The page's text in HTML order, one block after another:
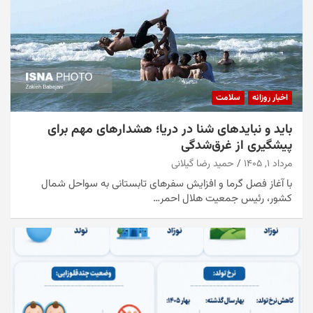
اخبار روزانه سلامت
باید و نبایدهای شنا در دریا؛ هشدارهای مهم برای
پیشگیری از غرق‌شدگی
مرداد ۱, ۱۴۰۵ حمید رضا گیلانی
با آغاز فصل گرما و افزایش سفرهای تابستانی به سواحل شمال
کشور، رئیس جمعیت هلال احمر…